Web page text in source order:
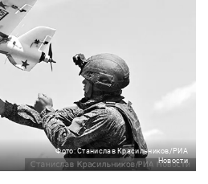
Фото: Станислав Красильников/РИА
Новости